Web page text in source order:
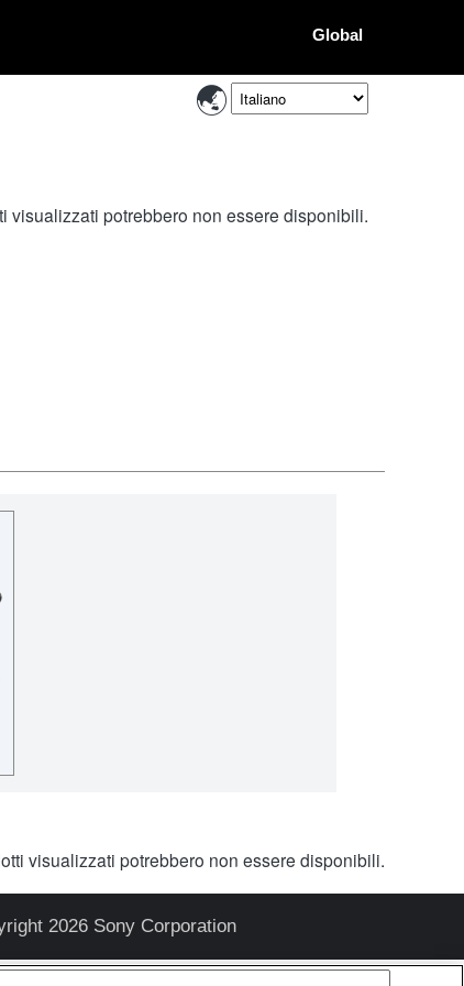
Global
visualizzati potrebbero non essere disponibili.
visualizzati potrebbero non essere disponibili.
2026 Sony Corporation